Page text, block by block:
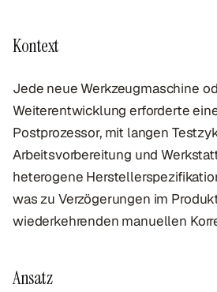
Kontext
Jede neue Werkzeugmaschine
Weiterentwicklung erforderte
Postprozessor, mit langen
Arbeitsvorbereitung und
heterogene
was zu Verzögerungen im
wiederkehrenden manuellen
Ansatz